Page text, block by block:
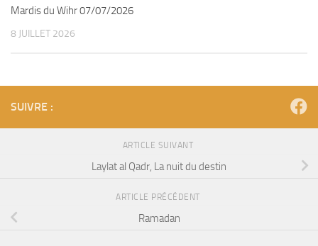
Mardis du Wihr 07/07/2026
8 JUILLET 2026
SUIVRE :
ARTICLE SUIVANT
Laylat al Qadr, La nuit du destin
ARTICLE PRÉCÉDENT
Ramadan